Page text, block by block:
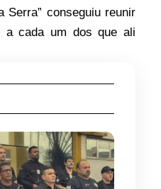
Serra” conseguiu reunir
a cada um dos que ali